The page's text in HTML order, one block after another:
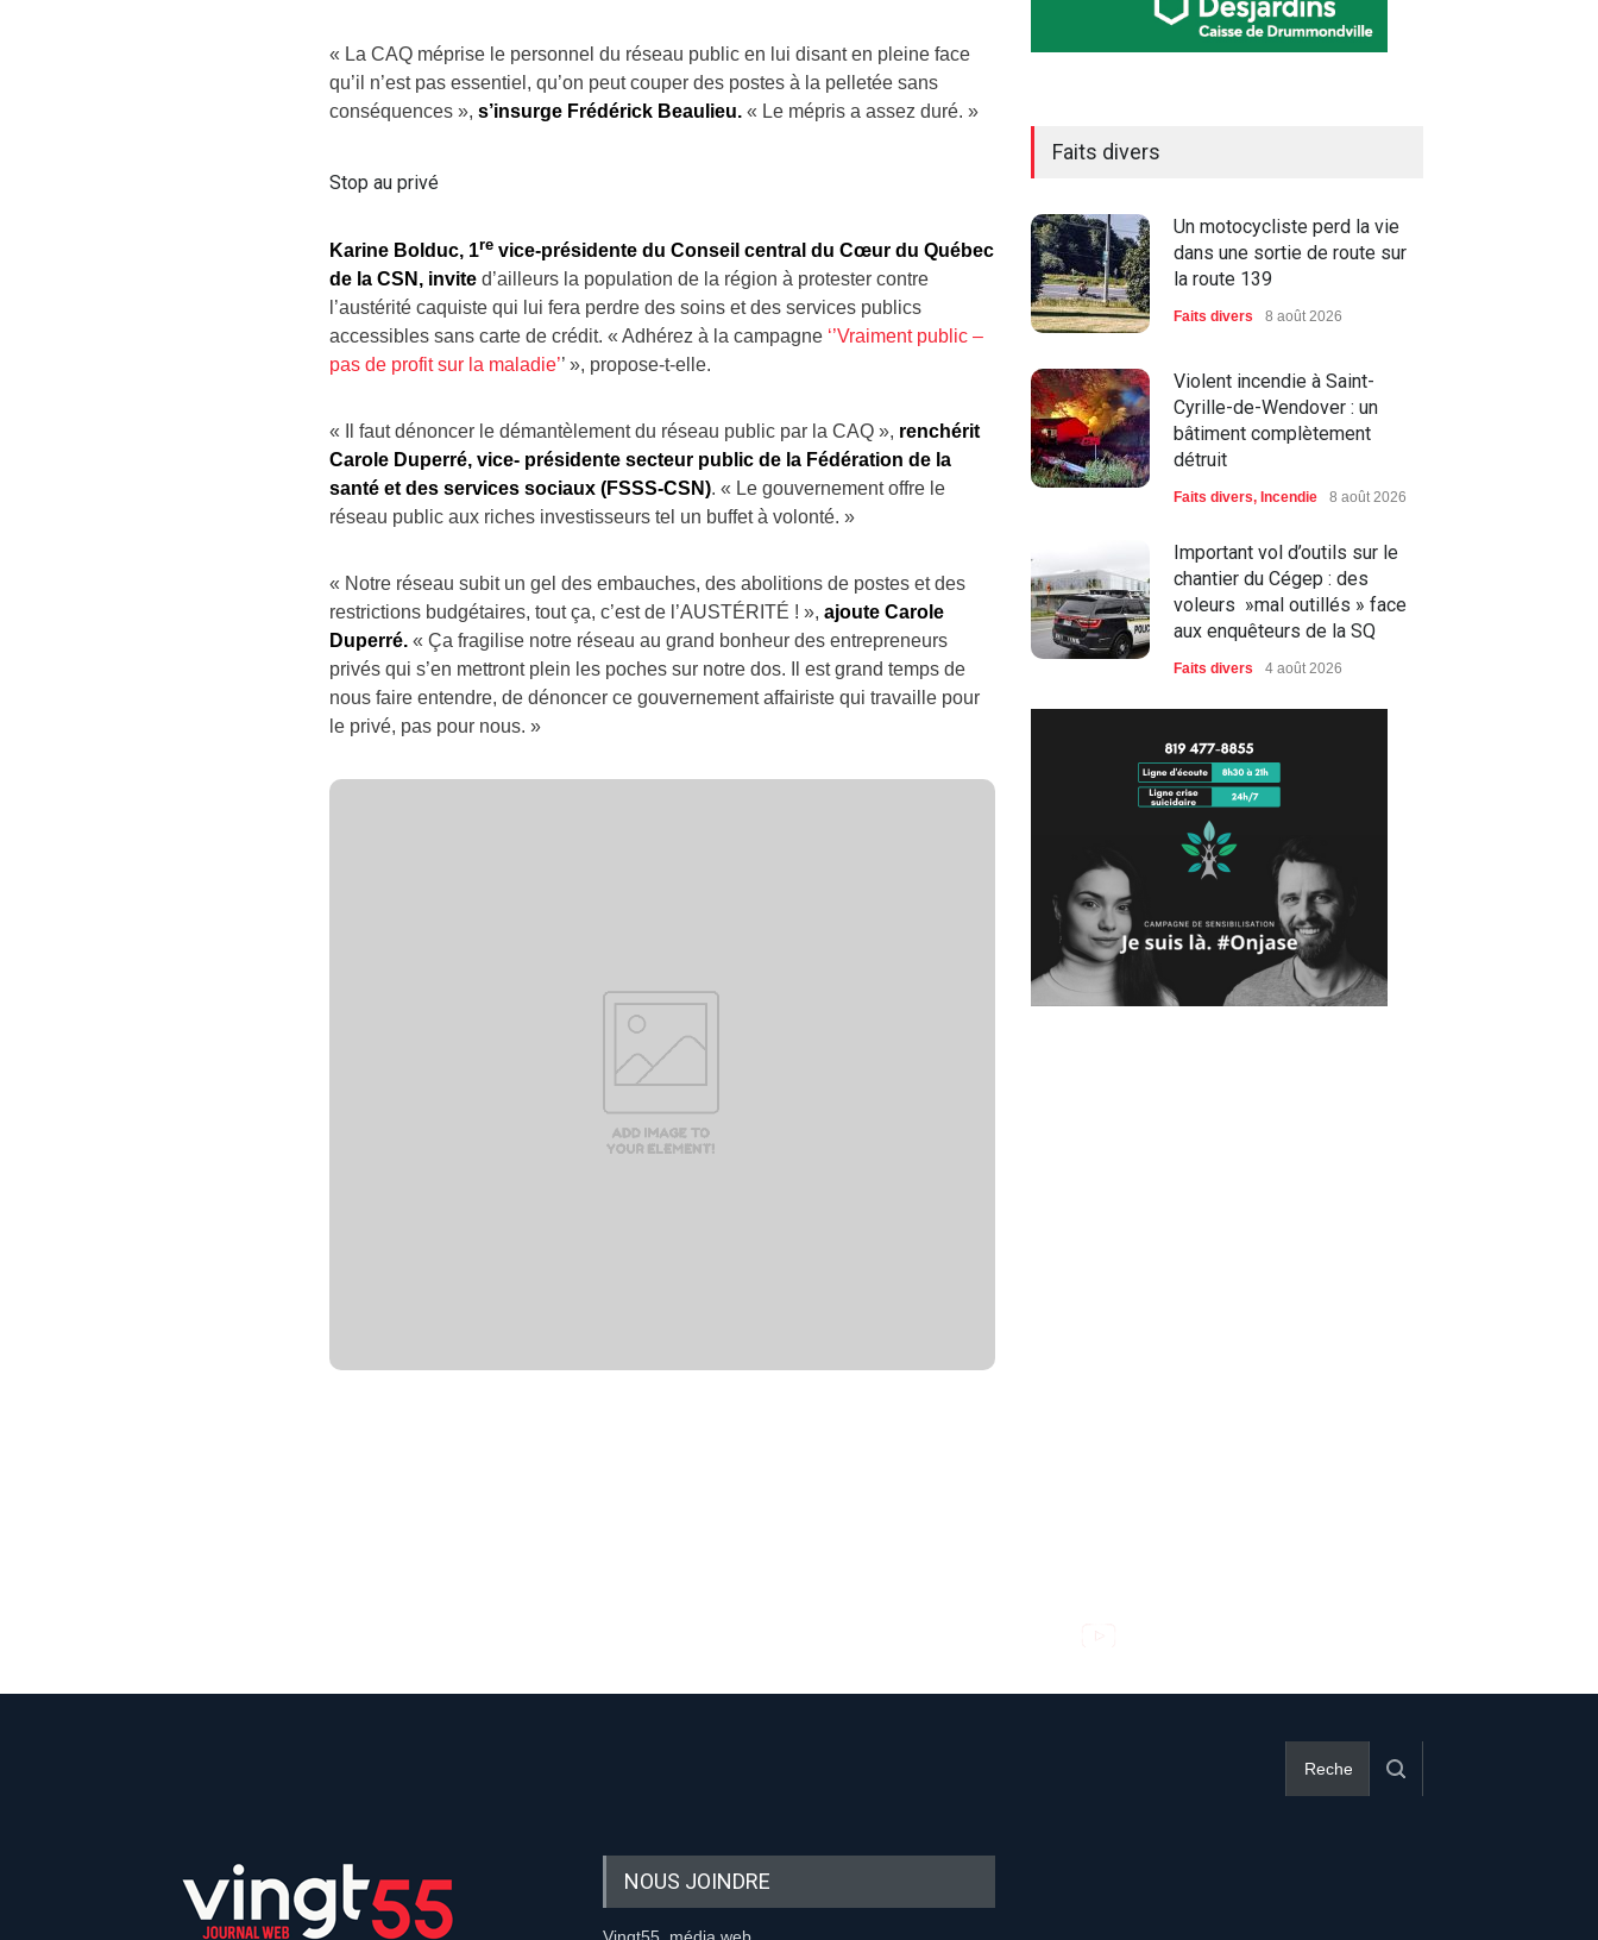
« La CAQ méprise le personnel du réseau public en lui disant en pleine face
qu’il n’est pas essentiel, qu’on peut couper des postes à la pelletée sans
conséquences », s’insurge Frédérick Beaulieu. « Le mépris a assez duré. »
Stop au privé
Karine Bolduc, 1re vice-présidente du Conseil central du Cœur du Québec
de la CSN, invite d’ailleurs la population de la région à protester contre
l’austérité caquiste qui lui fera perdre des soins et des services publics
accessibles sans carte de crédit. « Adhérez à la campagne ‘’Vraiment public –
pas de profit sur la maladie’’ », propose-t-elle.
« Il faut dénoncer le démantèlement du réseau public par la CAQ », renchérit
Carole Duperré, vice- présidente secteur public de la Fédération de la
santé et des services sociaux (FSSS-CSN). « Le gouvernement offre le
réseau public aux riches investisseurs tel un buffet à volonté. »
« Notre réseau subit un gel des embauches, des abolitions de postes et des
restrictions budgétaires, tout ça, c’est de l’AUSTÉRITÉ ! », ajoute Carole
Duperré. « Ça fragilise notre réseau au grand bonheur des entrepreneurs
privés qui s’en mettront plein les poches sur notre dos. Il est grand temps de
nous faire entendre, de dénoncer ce gouvernement affairiste qui travaille pour
le privé, pas pour nous. »
Faits divers
Un motocycliste perd la vie
dans une sortie de route sur
la route 139
Faits divers 8 août 2026
Violent incendie à Saint-
Cyrille-de-Wendover : un
bâtiment complètement
détruit
Faits divers, Incendie 8 août 2026
Important vol d’outils sur le
chantier du Cégep : des
voleurs »mal outillés » face
aux enquêteurs de la SQ
Faits divers 4 août 2026
NOUS JOINDRE